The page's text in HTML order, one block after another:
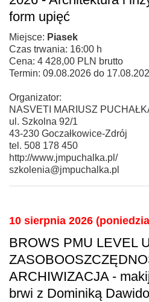
form upięć
Miejsce: Piasek
Czas trwania: 16:00 h
Cena: 4 428,00 PLN brutto
Termin: 09.08.2026 do
Organizator:
NASVETI MARIUSZ
ul. Szkolna 92/1
43-230 Goczałkowice-Zdrój
tel. 508 178 450
http://www.jmpuchalka.pl/
szkolenia@jmpuchalka.pl
10 sierpnia 2026
BROWS PMU LEVEL
ARCHIWIZACJA -
brwi z Dominiką